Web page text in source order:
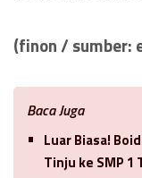
(finon / sumber:
Baca Juga
Luar Biasa!
Tinju ke SMP 1